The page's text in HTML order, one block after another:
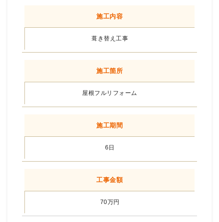
施工内容
葺き替え工事
施工箇所
屋根フルリフォーム
施工期間
6日
工事金額
70万円